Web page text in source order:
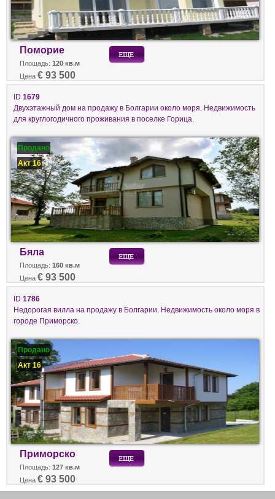
Поморие
Площадь: 120 кв.м
Цена € 93 500
ID 1679
Двухэтажный дом на продажу в Болгарии около моря. Недвижимость
для круглогодичного проживания в поселке Горица.
Продано
Акт 16
Бяла
Площадь: 160 кв.м
Цена € 93 500
ID 1786
Недорогая вилла на продажу в Болгарии. Недвижимость около моря в
городе Приморско.
Продано
Акт 16
Приморско
Площадь: 127 кв.м
Цена € 93 500